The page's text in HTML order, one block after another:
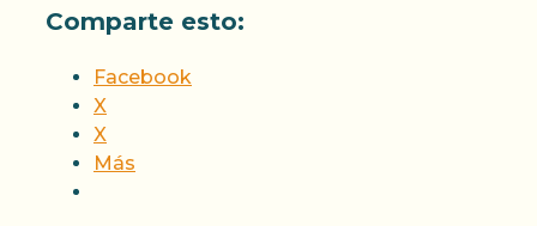
Comparte esto:
Facebook
X
X
Más